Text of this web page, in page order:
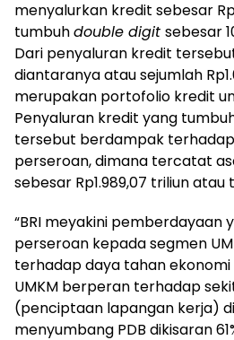
menyalurkan kredit sebesar
tumbuhdouble digit sebesar
Dari penyaluran kredit
diantaranya atau sejumlah
merupakan portofolio kredit
Penyaluran kredit yang
tersebut berdampak
perseroan, dimana tercatat
sebesar Rp1.989,07 triliun atau
“BRI meyakini pemberdayaan
perseroan kepada segmen
terhadap daya tahan ekonomi
UMKM berperan terhadap
(penciptaan lapangan kerja)
menyumbang PDB dikisaran